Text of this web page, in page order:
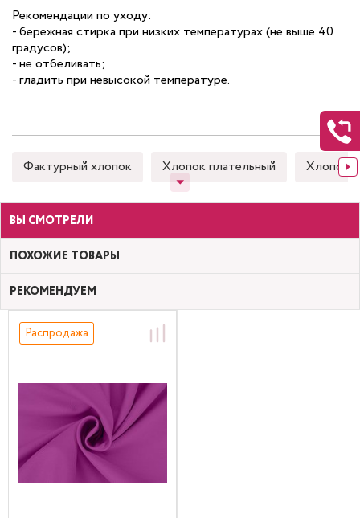
Рекомендации по уходу:
- бережная стирка при низких температурах (не выше 40
градусов);
- не отбеливать;
- гладить при невысокой температуре.
Фактурный хлопок Хлопок плательный Хлопок
ВЫ СМОТРЕЛИ
ПОХОЖИЕ ТОВАРЫ
РЕКОМЕНДУЕМ
Распродажа